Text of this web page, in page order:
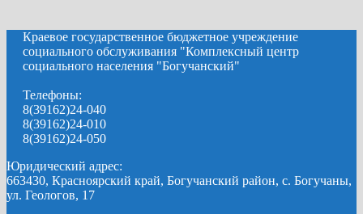
Краевое государственное бюджетное учреждение
социального обслуживания "Комплексный центр
социального населения "Богучанский"
Телефоны:
8(39162)24-040
8(39162)24-010
8(39162)24-050
Юридический адрес:
663430, Красноярский край, Богучанский район, с. Богучаны,
ул. Геологов, 17